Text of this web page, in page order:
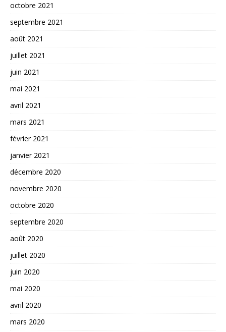
octobre 2021
septembre 2021
août 2021
juillet 2021
juin 2021
mai 2021
avril 2021
mars 2021
février 2021
janvier 2021
décembre 2020
novembre 2020
octobre 2020
septembre 2020
août 2020
juillet 2020
juin 2020
mai 2020
avril 2020
mars 2020